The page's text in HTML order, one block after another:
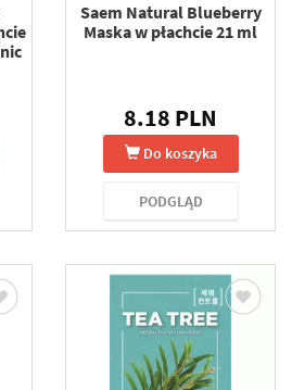
Saem Natural Blueberry
Maska w płachcie 21 ml
8.18 PLN
Do koszyka
PODGLĄD